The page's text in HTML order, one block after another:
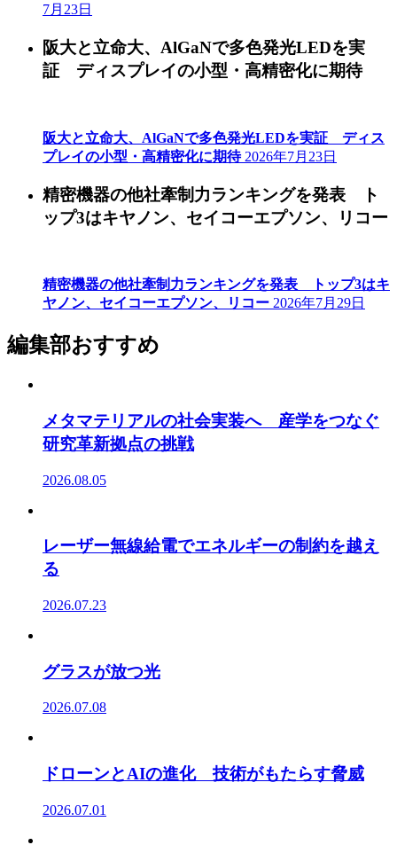
7月23日
阪大と立命大、AlGaNで多色発光LEDを実
証 ディスプレイの小型・高精密化に期待
阪大と立命大、AlGaNで多色発光LEDを実証 ディス
プレイの小型・高精密化に期待 2026年7月23日
精密機器の他社牽制力ランキングを発表 ト
ップ3はキヤノン、セイコーエプソン、リコー
精密機器の他社牽制力ランキングを発表 トップ3はキ
ヤノン、セイコーエプソン、リコー 2026年7月29日
編集部おすすめ
メタマテリアルの社会実装へ 産学をつなぐ
研究革新拠点の挑戦
2026.08.05
レーザー無線給電でエネルギーの制約を越え
る
2026.07.23
グラスが放つ光
2026.07.08
ドローンとAIの進化 技術がもたらす脅威
2026.07.01